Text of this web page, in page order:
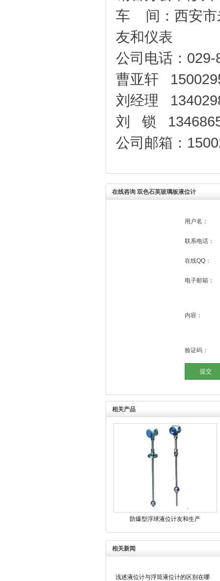
车 间：西安市
友和仪表
公司电话：029-
曹亚轩
刘经理
刘 锁
公司邮箱：
在线咨询 双色石英玻璃板液位计
用户名：
联系电话：
在线QQ：
电子邮箱：
内容：
验证码：
相关产品
防爆型浮球液位计友和生产
相关新闻
浅述液位计与浮筒液位计的区别在哪